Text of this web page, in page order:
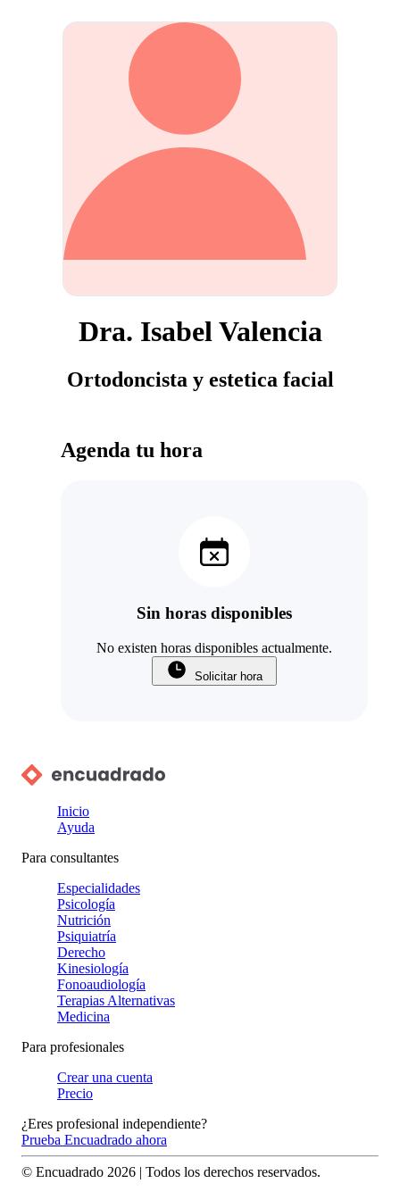
Dra. Isabel Valencia
Ortodoncista y estetica facial
Agenda tu hora
Sin horas disponibles
No existen horas disponibles actualmente.
Solicitar hora
Inicio
Ayuda
Para consultantes
Especialidades
Psicología
Nutrición
Psiquiatría
Derecho
Kinesiología
Fonoaudiología
Terapias Alternativas
Medicina
Para profesionales
Crear una cuenta
Precio
¿Eres profesional independiente?
Prueba Encuadrado ahora
© Encuadrado 2026 | Todos los derechos reservados.